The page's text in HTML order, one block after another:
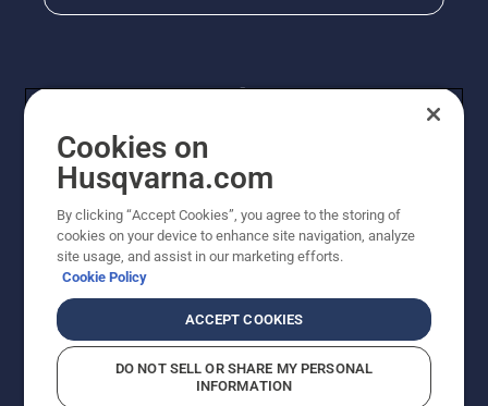
© Husqvarna® AB (publ). Alle Rechte vorbehalten. Die
Preisangaben sind unverbindliche Preisempfehlungen
von Husqvarna Schweiz AG an den teilnehmenden
Fachhandel, Preise in CHF inklusive 8,1% MWST und
unverbindliche Preisempfehlungen (inkl. MwSt), es sei
denn sie sind für den direkten Kauf verfügbar.
Cookie-RichtlinieNutzungsbedingungen Datenschutzerklärung
Vermutete Verstöße melden
Cookies on
Husqvarna.com
By clicking “Accept Cookies”, you agree to the storing of
cookies on your device to enhance site navigation, analyze
site usage, and assist in our marketing efforts.
Cookie Policy
ACCEPT COOKIES
DO NOT SELL OR SHARE MY PERSONAL
INFORMATION